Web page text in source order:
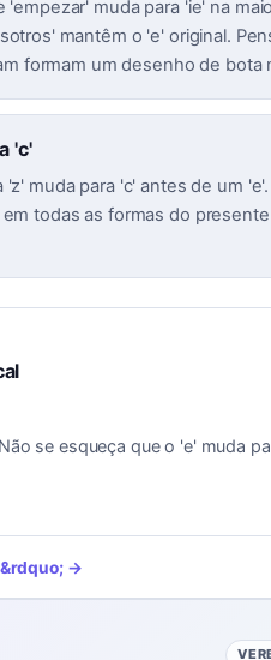
muda para 'ie' na
mantêm o 'e' original.
formam um desenho de bota
'c'
muda para 'c' antes de um
todas as formas do
se esqueça que o 'e' muda
&rdquo; →